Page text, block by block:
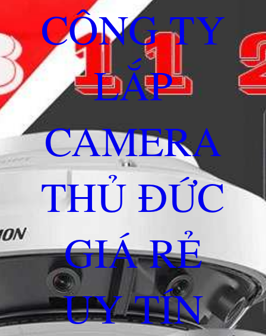
CÔNG TY
LẮP
CAMERA
THỦ ĐỨC
GIÁ RẺ
UY TÍN